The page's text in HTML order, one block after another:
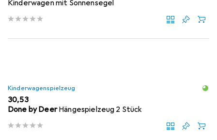
Kinderwagen mit Sonnensegel
Kinderwagenspielzeug
EUR
30,53
Done by Deer Hängespielzeug 2 Stück